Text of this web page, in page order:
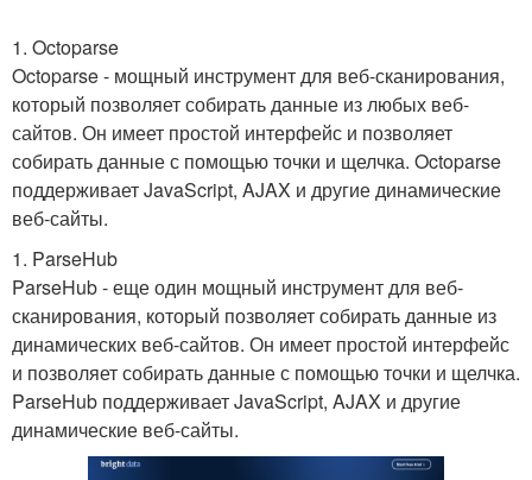
1. Octoparse
Octoparse - мощный инструмент для веб-сканирования,
который позволяет собирать данные из любых веб-
сайтов. Он имеет простой интерфейс и позволяет
собирать данные с помощью точки и щелчка. Octoparse
поддерживает JavaScript, AJAX и другие динамические
веб-сайты.
1. ParseHub
ParseHub - еще один мощный инструмент для веб-
сканирования, который позволяет собирать данные из
динамических веб-сайтов. Он имеет простой интерфейс
и позволяет собирать данные с помощью точки и щелчка.
ParseHub поддерживает JavaScript, AJAX и другие
динамические веб-сайты.